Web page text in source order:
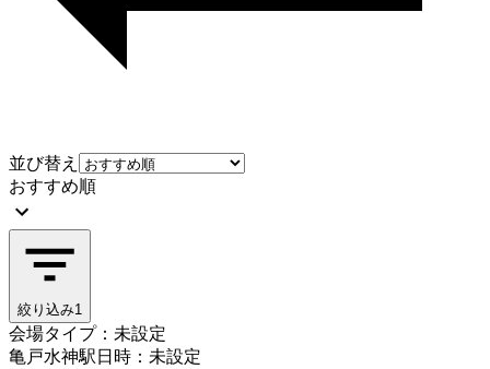
並び替え
おすすめ順
絞り込み1
会場タイプ：未設定
亀戸水神駅日時：未設定